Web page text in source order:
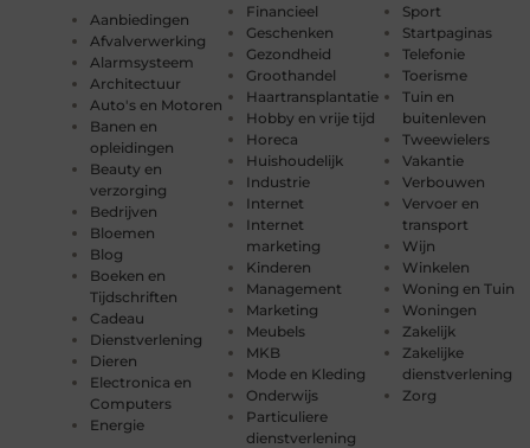
Aanbiedingen
Afvalverwerking
Alarmsysteem
Architectuur
Auto's en Motoren
Banen en
opleidingen
Beauty en
verzorging
Bedrijven
Bloemen
Blog
Boeken en
Tijdschriften
Cadeau
Dienstverlening
Dieren
Electronica en
Computers
Energie
Financieel
Geschenken
Gezondheid
Groothandel
Haartransplantatie
Hobby en vrije tijd
Horeca
Huishoudelijk
Industrie
Internet
Internet
marketing
Kinderen
Management
Marketing
Meubels
MKB
Mode en Kleding
Onderwijs
Particuliere
dienstverlening
Sport
Startpaginas
Telefonie
Toerisme
Tuin en
buitenleven
Tweewielers
Vakantie
Verbouwen
Vervoer en
transport
Wijn
Winkelen
Woning en Tuin
Woningen
Zakelijk
Zakelijke
dienstverlening
Zorg